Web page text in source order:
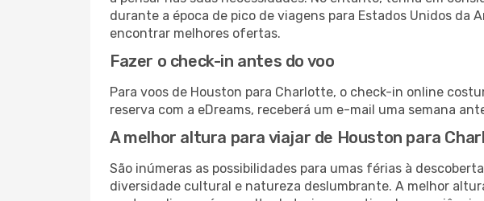
durante a época de pico de viagens para Estados Unidos da
encontrar melhores ofertas.
Fazer o check-in antes do voo
Para voos de Houston para Charlotte, o check-in online
reserva com a eDreams, receberá um e-mail uma semana
A melhor altura para viajar de Houston para
São inúmeras as possibilidades para umas férias à
diversidade cultural e natureza deslumbrante. A melhor